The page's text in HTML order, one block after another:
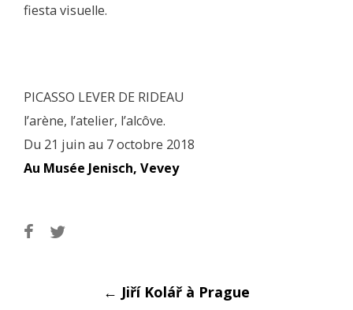
fiesta visuelle.
PICASSO LEVER DE RIDEAU
l’arène, l’atelier, l’alcôve.
Du 21 juin au 7 octobre 2018
Au Musée Jenisch, Vevey
← Jiří Kolář à Prague